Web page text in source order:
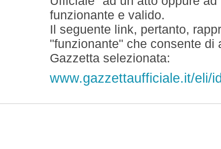
funzionante e valido.
Il seguente link, pertanto,
"funzionante" che consente
Gazzetta selezionata:
www.gazzettaufficiale.it/eli/